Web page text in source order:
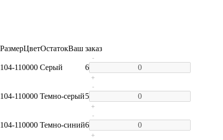
РазмерЦветОстатокВаш заказ
104-110000 Серый 6
-
+
104-110000 Темно-серый5
-
+
104-110000 Темно-синий6
-
+